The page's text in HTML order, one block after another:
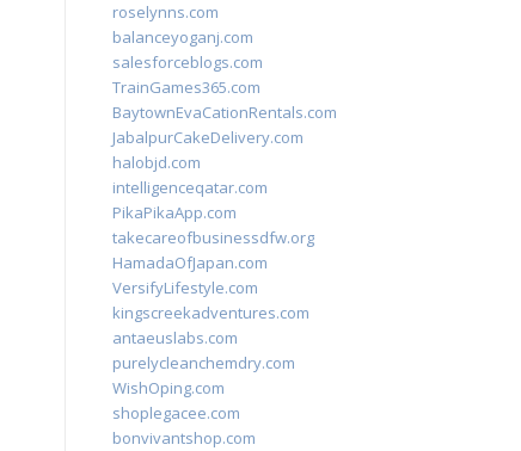
roselynns.com
balanceyoganj.com
salesforceblogs.com
TrainGames365.com
BaytownEvaCationRentals.com
JabalpurCakeDelivery.com
halobjd.com
intelligenceqatar.com
PikaPikaApp.com
takecareofbusinessdfw.org
HamadaOfJapan.com
VersifyLifestyle.com
kingscreekadventures.com
antaeuslabs.com
purelycleanchemdry.com
WishOping.com
shoplegacee.com
bonvivantshop.com